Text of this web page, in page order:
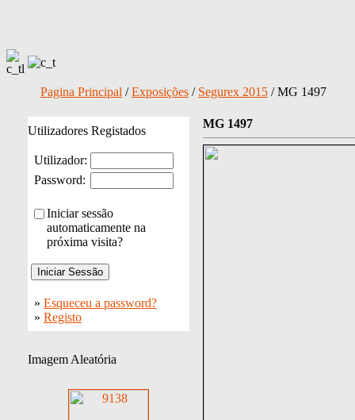
Pagina Principal /Exposições / Segurex 2015 / MG 1497
Utilizadores Registados
Utilizador:
Password:
Iniciar sessão
automaticamente na
próxima visita?
» Esqueceu a password?
» Registo
Imagem Aleatória
MG 1497